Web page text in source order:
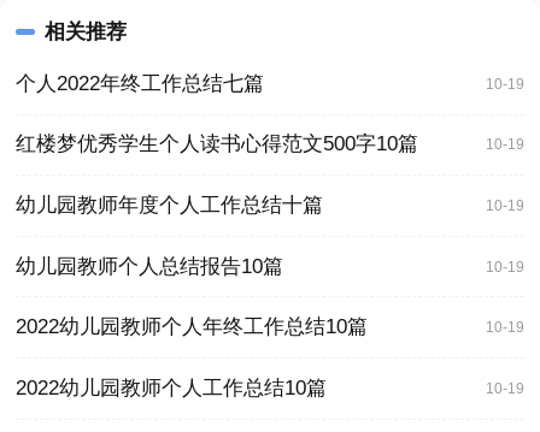
相关推荐
个人2022年终工作总结七篇 10-19
红楼梦优秀学生个人读书心得范文500字10篇 10-19
幼儿园教师年度个人工作总结十篇 10-19
幼儿园教师个人总结报告10篇 10-19
2022幼儿园教师个人年终工作总结10篇 10-19
2022幼儿园教师个人工作总结10篇 10-19